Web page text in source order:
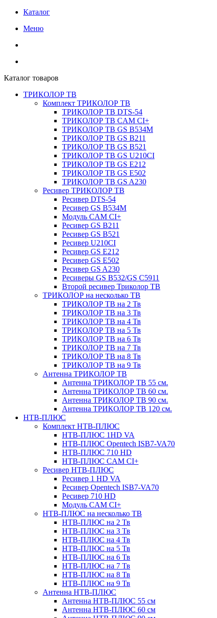
Каталог
Меню
Каталог товаров
ТРИКОЛОР ТВ
Комплект ТРИКОЛОР ТВ
ТРИКОЛОР ТВ DTS-54
ТРИКОЛОР ТВ CAM CI+
ТРИКОЛОР ТВ GS B534M
ТРИКОЛОР ТВ GS B211
ТРИКОЛОР ТВ GS B521
ТРИКОЛОР ТВ GS U210CI
ТРИКОЛОР ТВ GS E212
ТРИКОЛОР ТВ GS E502
ТРИКОЛОР ТВ GS A230
Ресивер ТРИКОЛОР ТВ
Ресивер DTS-54
Ресивер GS B534M
Модуль CAM CI+
Ресивер GS B211
Ресивер GS B521
Ресивер U210CI
Ресивер GS E212
Ресивер GS E502
Ресивер GS A230
Ресиверы GS B532/GS C5911
Второй ресивер Триколор ТВ
ТРИКОЛОР на несколько ТВ
ТРИКОЛОР ТВ на 2 Тв
ТРИКОЛОР ТВ на 3 Тв
ТРИКОЛОР ТВ на 4 Тв
ТРИКОЛОР ТВ на 5 Тв
ТРИКОЛОР ТВ на 6 Тв
ТРИКОЛОР ТВ на 7 Тв
ТРИКОЛОР ТВ на 8 Тв
ТРИКОЛОР ТВ на 9 Тв
Антенна ТРИКОЛОР ТВ
Антенна ТРИКОЛОР ТВ 55 см.
Антенна ТРИКОЛОР ТВ 60 см.
Антенна ТРИКОЛОР ТВ 90 см.
Антенна ТРИКОЛОР ТВ 120 см.
НТВ-ПЛЮС
Комплект НТВ-ПЛЮС
НТВ-ПЛЮС 1HD VA
НТВ-ПЛЮС Opentech ISB7-VA70
НТВ-ПЛЮС 710 HD
НТВ-ПЛЮС CAM CI+
Ресивер НТВ-ПЛЮС
Ресивер 1 HD VA
Ресивер Opentech ISB7-VA70
Ресивер 710 HD
Модуль CAM CI+
НТВ-ПЛЮС на несколько ТВ
НТВ-ПЛЮС на 2 Тв
НТВ-ПЛЮС на 3 Тв
НТВ-ПЛЮС на 4 Тв
НТВ-ПЛЮС на 5 Тв
НТВ-ПЛЮС на 6 Тв
НТВ-ПЛЮС на 7 Тв
НТВ-ПЛЮС на 8 Тв
НТВ-ПЛЮС на 9 Тв
Антенна НТВ-ПЛЮС
Антенна НТВ-ПЛЮС 55 см
Антенна НТВ-ПЛЮС 60 см